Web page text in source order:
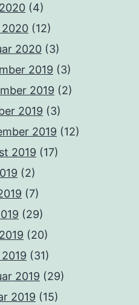
(4)
(12)
2020 (3)
2019 (3)
2019 (2)
2019 (3)
2019 (12)
2019 (17)
(2)
(7)
(29)
(20)
(31)
2019 (29)
2019 (15)